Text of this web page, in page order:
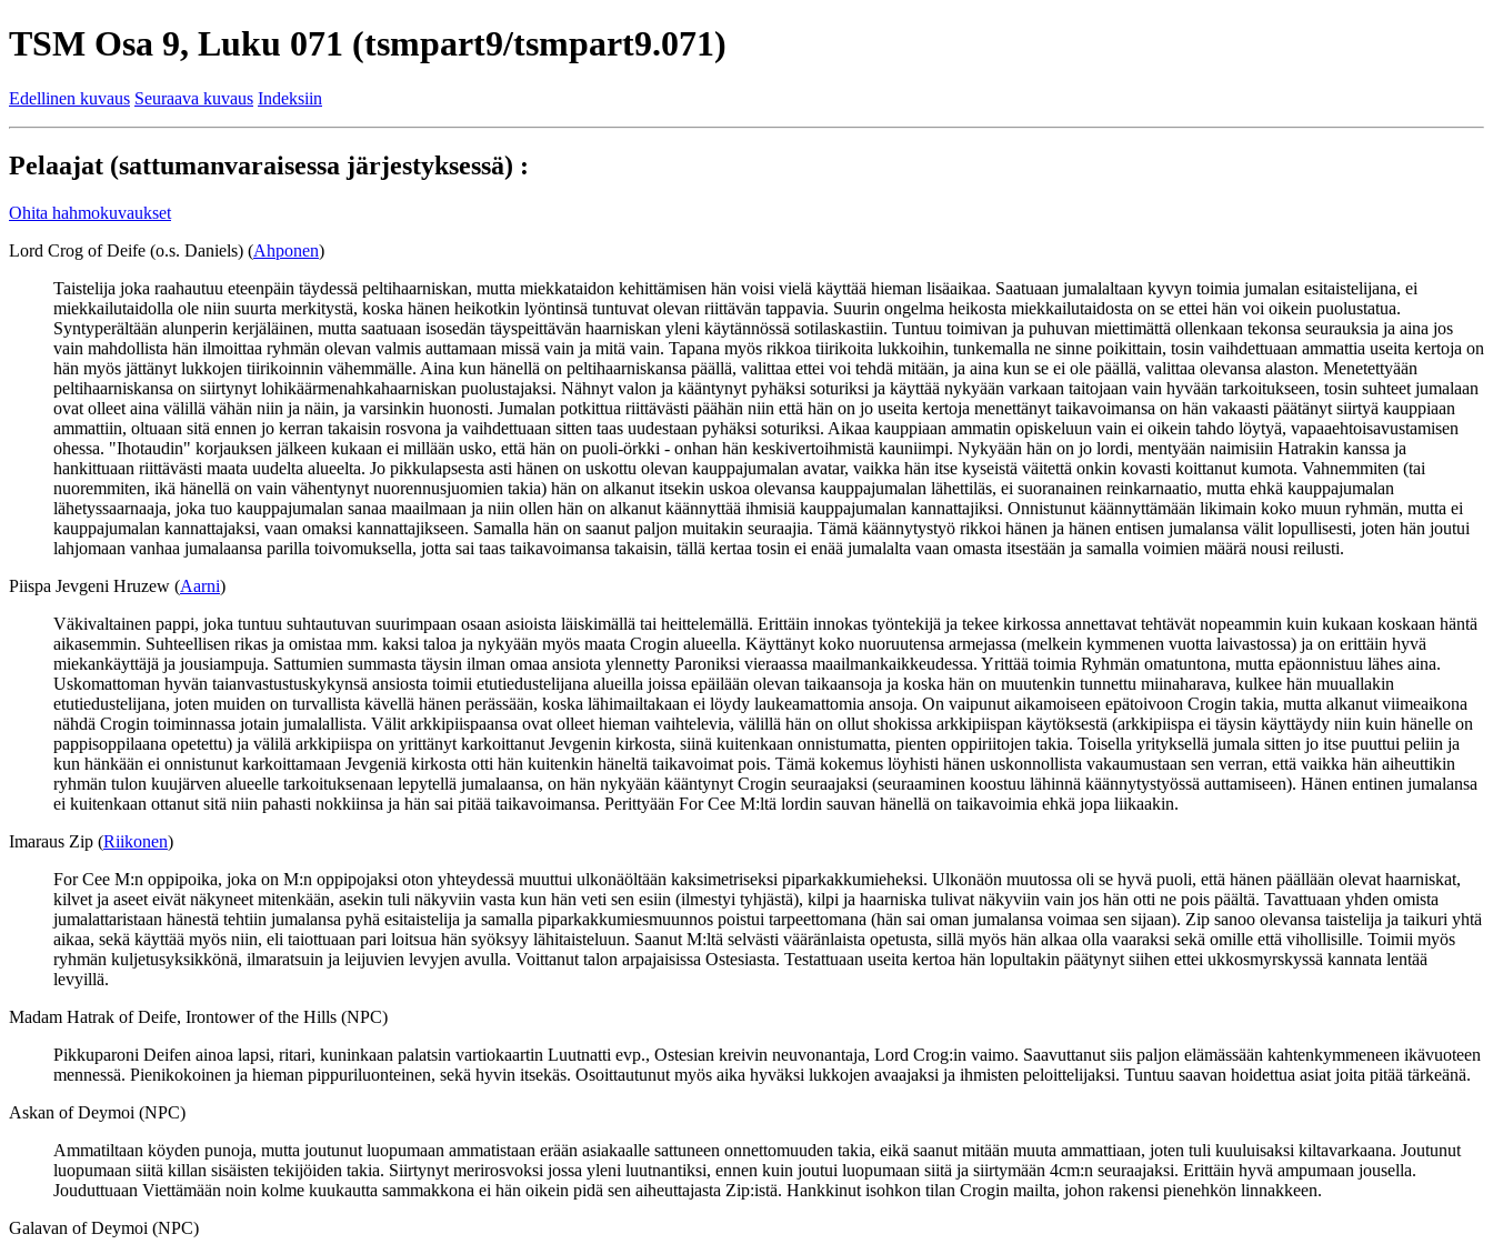
TSM Osa 9, Luku 071 (tsmpart9/tsmpart9.071)
Edellinen kuvaus Seuraava kuvaus Indeksiin
Pelaajat (sattumanvaraisessa järjestyksessä) :
Ohita hahmokuvaukset
Lord Crog of Deife (o.s. Daniels) (Ahponen)
Taistelija joka raahautuu eteenpäin täydessä peltihaarniskan, mutta miekkataidon kehittämisen hän voisi vielä käyttää hieman lisäaikaa. Saatuaan jumalaltaan kyvyn toimia jumalan esitaistelijana, ei
miekkailutaidolla ole niin suurta merkitystä, koska hänen heikotkin lyöntinsä tuntuvat olevan riittävän tappavia. Suurin ongelma heikosta miekkailutaidosta on se ettei hän voi oikein puolustatua.
Syntyperältään alunperin kerjäläinen, mutta saatuaan isosedän täyspeittävän haarniskan yleni käytännössä sotilaskastiin. Tuntuu toimivan ja puhuvan miettimättä ollenkaan tekonsa seurauksia ja aina jos
vain mahdollista hän ilmoittaa ryhmän olevan valmis auttamaan missä vain ja mitä vain. Tapana myös rikkoa tiirikoita lukkoihin, tunkemalla ne sinne poikittain, tosin vaihdettuaan ammattia useita kertoja on
hän myös jättänyt lukkojen tiirikoinnin vähemmälle. Aina kun hänellä on peltihaarniskansa päällä, valittaa ettei voi tehdä mitään, ja aina kun se ei ole päällä, valittaa olevansa alaston. Menetettyään
peltihaarniskansa on siirtynyt lohikäärmenahkahaarniskan puolustajaksi. Nähnyt valon ja kääntynyt pyhäksi soturiksi ja käyttää nykyään varkaan taitojaan vain hyvään tarkoitukseen, tosin suhteet jumalaan
ovat olleet aina välillä vähän niin ja näin, ja varsinkin huonosti. Jumalan potkittua riittävästi päähän niin että hän on jo useita kertoja menettänyt taikavoimansa on hän vakaasti päätänyt siirtyä kauppiaan
ammattiin, oltuaan sitä ennen jo kerran takaisin rosvona ja vaihdettuaan sitten taas uudestaan pyhäksi soturiksi. Aikaa kauppiaan ammatin opiskeluun vain ei oikein tahdo löytyä, vapaaehtoisavustamisen
ohessa. "Ihotaudin" korjauksen jälkeen kukaan ei millään usko, että hän on puoli-örkki - onhan hän keskivertoihmistä kauniimpi. Nykyään hän on jo lordi, mentyään naimisiin Hatrakin kanssa ja
hankittuaan riittävästi maata uudelta alueelta. Jo pikkulapsesta asti hänen on uskottu olevan kauppajumalan avatar, vaikka hän itse kyseistä väitettä onkin kovasti koittanut kumota. Vahnemmiten (tai
nuoremmiten, ikä hänellä on vain vähentynyt nuorennusjuomien takia) hän on alkanut itsekin uskoa olevansa kauppajumalan lähettiläs, ei suoranainen reinkarnaatio, mutta ehkä kauppajumalan
lähetyssaarnaaja, joka tuo kauppajumalan sanaa maailmaan ja niin ollen hän on alkanut käännyttää ihmisiä kauppajumalan kannattajiksi. Onnistunut käännyttämään likimain koko muun ryhmän, mutta ei
kauppajumalan kannattajaksi, vaan omaksi kannattajikseen. Samalla hän on saanut paljon muitakin seuraajia. Tämä käännytystyö rikkoi hänen ja hänen entisen jumalansa välit lopullisesti, joten hän joutui
lahjomaan vanhaa jumalaansa parilla toivomuksella, jotta sai taas taikavoimansa takaisin, tällä kertaa tosin ei enää jumalalta vaan omasta itsestään ja samalla voimien määrä nousi reilusti.
Piispa Jevgeni Hruzew (Aarni)
Väkivaltainen pappi, joka tuntuu suhtautuvan suurimpaan osaan asioista läiskimällä tai heittelemällä. Erittäin innokas työntekijä ja tekee kirkossa annettavat tehtävät nopeammin kuin kukaan koskaan häntä
aikasemmin. Suhteellisen rikas ja omistaa mm. kaksi taloa ja nykyään myös maata Crogin alueella. Käyttänyt koko nuoruutensa armejassa (melkein kymmenen vuotta laivastossa) ja on erittäin hyvä
miekankäyttäjä ja jousiampuja. Sattumien summasta täysin ilman omaa ansiota ylennetty Paroniksi vieraassa maailmankaikkeudessa. Yrittää toimia Ryhmän omatuntona, mutta epäonnistuu lähes aina.
Uskomattoman hyvän taianvastustuskykynsä ansiosta toimii etutiedustelijana alueilla joissa epäilään olevan taikaansoja ja koska hän on muutenkin tunnettu miinaharava, kulkee hän muuallakin
etutiedustelijana, joten muiden on turvallista kävellä hänen perässään, koska lähimailtakaan ei löydy laukeamattomia ansoja. On vaipunut aikamoiseen epätoivoon Crogin takia, mutta alkanut viimeaikona
nähdä Crogin toiminnassa jotain jumalallista. Välit arkkipiispaansa ovat olleet hieman vaihtelevia, välillä hän on ollut shokissa arkkipiispan käytöksestä (arkkipiispa ei täysin käyttäydy niin kuin hänelle on
pappisoppilaana opetettu) ja välilä arkkipiispa on yrittänyt karkoittanut Jevgenin kirkosta, siinä kuitenkaan onnistumatta, pienten oppiriitojen takia. Toisella yrityksellä jumala sitten jo itse puuttui peliin ja
kun hänkään ei onnistunut karkoittamaan Jevgeniä kirkosta otti hän kuitenkin häneltä taikavoimat pois. Tämä kokemus löyhisti hänen uskonnollista vakaumustaan sen verran, että vaikka hän aiheuttikin
ryhmän tulon kuujärven alueelle tarkoituksenaan lepytellä jumalaansa, on hän nykyään kääntynyt Crogin seuraajaksi (seuraaminen koostuu lähinnä käännytystyössä auttamiseen). Hänen entinen jumalansa
ei kuitenkaan ottanut sitä niin pahasti nokkiinsa ja hän sai pitää taikavoimansa. Perittyään For Cee M:ltä lordin sauvan hänellä on taikavoimia ehkä jopa liikaakin.
Imaraus Zip (Riikonen)
For Cee M:n oppipoika, joka on M:n oppipojaksi oton yhteydessä muuttui ulkonäöltään kaksimetriseksi piparkakkumieheksi. Ulkonäön muutossa oli se hyvä puoli, että hänen päällään olevat haarniskat,
kilvet ja aseet eivät näkyneet mitenkään, asekin tuli näkyviin vasta kun hän veti sen esiin (ilmestyi tyhjästä), kilpi ja haarniska tulivat näkyviin vain jos hän otti ne pois päältä. Tavattuaan yhden omista
jumalattaristaan hänestä tehtiin jumalansa pyhä esitaistelija ja samalla piparkakkumiesmuunnos poistui tarpeettomana (hän sai oman jumalansa voimaa sen sijaan). Zip sanoo olevansa taistelija ja taikuri yhtä
aikaa, sekä käyttää myös niin, eli taiottuaan pari loitsua hän syöksyy lähitaisteluun. Saanut M:ltä selvästi vääränlaista opetusta, sillä myös hän alkaa olla vaaraksi sekä omille että vihollisille. Toimii myös
ryhmän kuljetusyksikkönä, ilmaratsuin ja leijuvien levyjen avulla. Voittanut talon arpajaisissa Ostesiasta. Testattuaan useita kertoa hän lopultakin päätynyt siihen ettei ukkosmyrskyssä kannata lentää
levyillä.
Madam Hatrak of Deife, Irontower of the Hills (NPC)
Pikkuparoni Deifen ainoa lapsi, ritari, kuninkaan palatsin vartiokaartin Luutnatti evp., Ostesian kreivin neuvonantaja, Lord Crog:in vaimo. Saavuttanut siis paljon elämässään kahtenkymmeneen ikävuoteen
mennessä. Pienikokoinen ja hieman pippuriluonteinen, sekä hyvin itsekäs. Osoittautunut myös aika hyväksi lukkojen avaajaksi ja ihmisten peloittelijaksi. Tuntuu saavan hoidettua asiat joita pitää tärkeänä.
Askan of Deymoi (NPC)
Ammatiltaan köyden punoja, mutta joutunut luopumaan ammatistaan erään asiakaalle sattuneen onnettomuuden takia, eikä saanut mitään muuta ammattiaan, joten tuli kuuluisaksi kiltavarkaana. Joutunut
luopumaan siitä killan sisäisten tekijöiden takia. Siirtynyt merirosvoksi jossa yleni luutnantiksi, ennen kuin joutui luopumaan siitä ja siirtymään 4cm:n seuraajaksi. Erittäin hyvä ampumaan jousella.
Jouduttuaan Viettämään noin kolme kuukautta sammakkona ei hän oikein pidä sen aiheuttajasta Zip:istä. Hankkinut isohkon tilan Crogin mailta, johon rakensi pienehkön linnakkeen.
Galavan of Deymoi (NPC)